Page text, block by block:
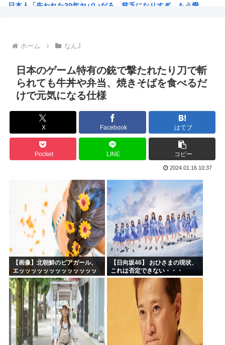
日本人「失われた30年ヤバいだろ…貧乏になりすぎ…もう愛...
お前らが描いた絵を貼るスレ
ちいかわのモモンガがちんちんに来るんやが
高市早苗、3000万円以上の高級新公用車を購入させ贅を尽...
韓国人「30年前から変わらない日本の女子高生の姿に韓国人...
韓国人さん、ネトウヨの痛いところを突いてしまう。「日本人...
小泉防衛大臣、高市早苗の被災地訪問PVに張り合うかのよう...
韓国人「韓国人が日本のラーメンについて勘違いしていること...
生成AIのイラストを使ってTCG作ってる??
【衝撃】 韓国人「箱根駅伝、走りながら乾杯してた」
ケンモメンの生きがいはなに？安倍晋三以外で
夏場のロリコンおま●こが蒸れ蒸れしててエッチなぷりきゅあ...
高市早苗、今日長崎で平和祈念式典に参列して被爆体験者と面...
ホーム なんJ
日本のゲーム特有の銃で撃たれたり刀で斬
られても牛丼や弁当、焼きそばを食べるだ
けで元気になる仕様
X Facebook はてブ
Pocket LINE コピー
2024.01.16 10:37
【画像】北朝鮮のビアガール、
エッッッッッッッッッッッッッ
ッッッッ！
【日向坂46】 おひさまの現状、
これは否定できない・・・